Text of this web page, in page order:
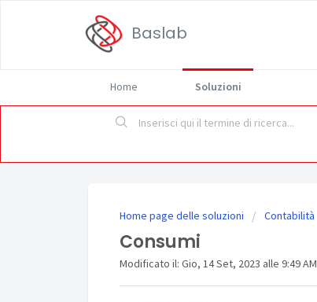
Baslab
Home Soluzioni
Home page delle soluzioni Contabilità
Consumi
Modificato il: Gio, 14 Set, 2023 alle 9:49 AM